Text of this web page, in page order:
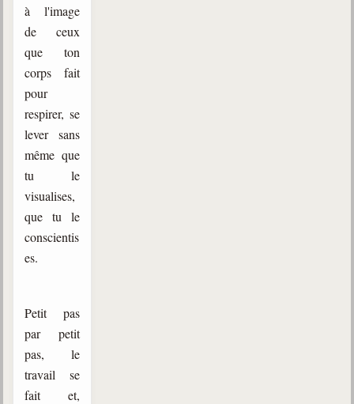
à l'image
de ceux
que ton
corps fait
pour
respirer, se
lever sans
même que
tu le
visualises,
que tu le
conscientis
es.
Petit pas
par petit
pas, le
travail se
fait et,